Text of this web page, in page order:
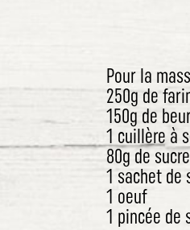
Pour la
250g de
150g de
1 cuillère à
80g de sucre
1 sachet de
1 oeuf
1 pincée de